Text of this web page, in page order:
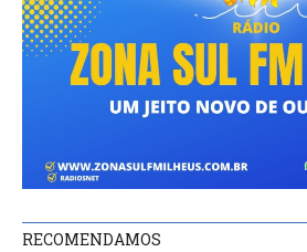
RECOMENDAMOS